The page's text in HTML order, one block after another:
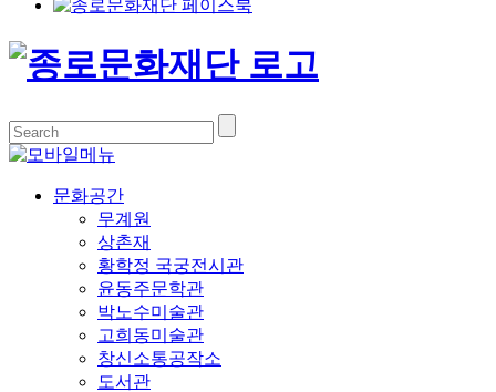
문화공간
무계원
상촌재
황학정 국궁전시관
윤동주문학관
박노수미술관
고희동미술관
창신소통공작소
도서관